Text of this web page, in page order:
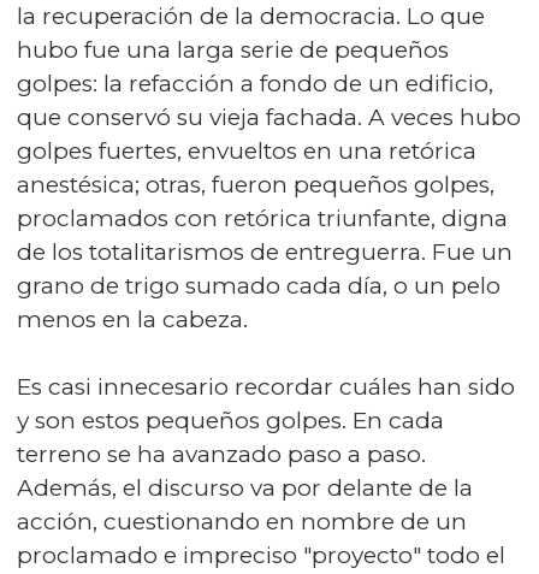
la recuperación de la democracia. Lo que
hubo fue una larga serie de pequeños
golpes: la refacción a fondo de un edificio,
que conservó su vieja fachada. A veces hubo
golpes fuertes, envueltos en una retórica
anestésica; otras, fueron pequeños golpes,
proclamados con retórica triunfante, digna
de los totalitarismos de entreguerra. Fue un
grano de trigo sumado cada día, o un pelo
menos en la cabeza.
Es casi innecesario recordar cuáles han sido
y son estos pequeños golpes. En cada
terreno se ha avanzado paso a paso.
Además, el discurso va por delante de la
acción, cuestionando en nombre de un
proclamado e impreciso "proyecto" todo el